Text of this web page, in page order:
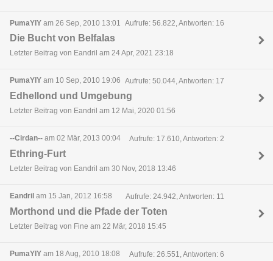
PumaYIY am 26 Sep, 2010 13:01 Aufrufe: 56.822, Antworten: 16
Die Bucht von Belfalas
Letzter Beitrag von Eandril am 24 Apr, 2021 23:18
PumaYIY am 10 Sep, 2010 19:06 Aufrufe: 50.044, Antworten: 17
Edhellond und Umgebung
Letzter Beitrag von Eandril am 12 Mai, 2020 01:56
--Cirdan-- am 02 Mär, 2013 00:04 Aufrufe: 17.610, Antworten: 2
Ethring-Furt
Letzter Beitrag von Eandril am 30 Nov, 2018 13:46
Eandril am 15 Jan, 2012 16:58 Aufrufe: 24.942, Antworten: 11
Morthond und die Pfade der Toten
Letzter Beitrag von Fine am 22 Mär, 2018 15:45
PumaYIY am 18 Aug, 2010 18:08 Aufrufe: 26.551, Antworten: 6